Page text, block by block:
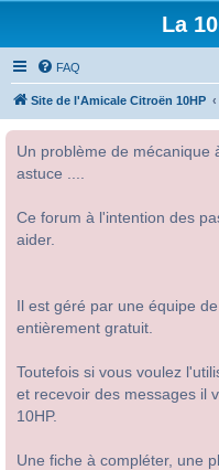
La
FAQ
Site de l'Amicale Citroën 10HP
Un problème de mécanique
astuce ....
Ce forum à l'intention des
aider.
Il est géré par une équipe
entièrement gratuit.
Toutefois si vous voulez
et recevoir des messages il
10HP.
Une fiche à compléter, une